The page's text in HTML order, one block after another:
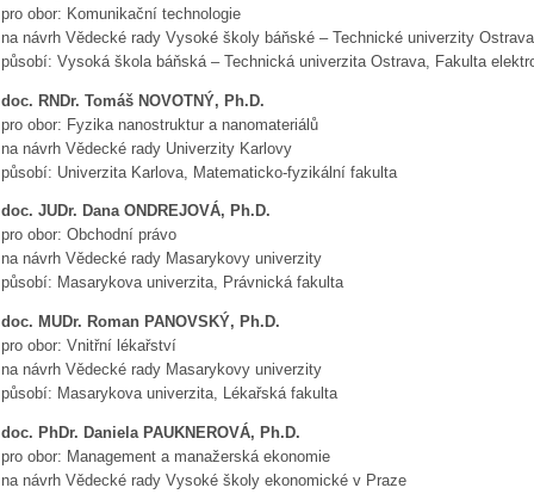
pro obor: Komunikační technologie
na návrh Vědecké rady Vysoké školy báňské – Technické univerzity Ostrava
působí: Vysoká škola báňská – Technická univerzita Ostrava, Fakulta
doc. RNDr. Tomáš NOVOTNÝ, Ph.D.
pro obor: Fyzika nanostruktur a nanomateriálů
na návrh Vědecké rady Univerzity Karlovy
působí: Univerzita Karlova, Matematicko-fyzikální fakulta
doc. JUDr. Dana ONDREJOVÁ, Ph.D.
pro obor: Obchodní právo
na návrh Vědecké rady Masarykovy univerzity
působí: Masarykova univerzita, Právnická fakulta
doc. MUDr. Roman PANOVSKÝ, Ph.D.
pro obor: Vnitřní lékařství
na návrh Vědecké rady Masarykovy univerzity
působí: Masarykova univerzita, Lékařská fakulta
doc. PhDr. Daniela PAUKNEROVÁ, Ph.D.
pro obor: Management a manažerská ekonomie
na návrh Vědecké rady Vysoké školy ekonomické v Praze